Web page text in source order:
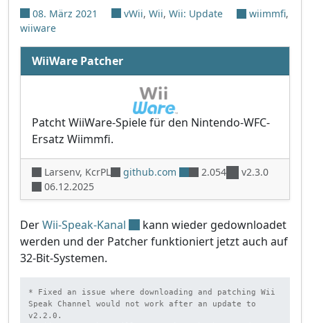
08. März 2021 vWii, Wii, Wii: Update wiimmfi,
wiiware
WiiWare Patcher
Patcht WiiWare-Spiele für den Nintendo-WFC-
Ersatz Wiimmfi.
Larsenv, KcrPL github.com 2.054
v2.3.0
06.12.2025
DerWii-Speak-Kanal
kann wieder gedownloadet
werden und der Patcher funktioniert jetzt auch auf
32-Bit-Systemen.
* Fixed an issue where downloading and patching Wii
Speak Channel would not work after an update to
v2.2.0.